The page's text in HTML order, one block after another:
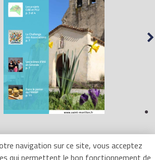
navigation sur ce site, vous acceptez
qui permettent le bon fonctionnement de